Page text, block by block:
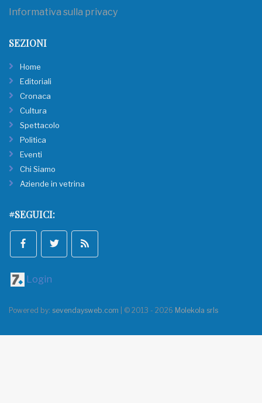
Informativa sulla privacy
SEZIONI
Home
Editoriali
Cronaca
Cultura
Spettacolo
Politica
Eventi
Chi Siamo
Aziende in vetrina
#SEGUICI:
Login
Powered by: sevendaysweb.com | © 2013 - 2026 Molekola srls